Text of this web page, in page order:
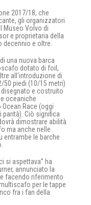
2017/18, che
gli organizzatori
Museo Volvo di
e proprietaria della
e oltre.
una nuova barca
dotato di foil,
all'introduzione di
50 piedi (10/15 metri)
disegnato e costruito
oceaniche
Race (oggi
Ciò significa
dimostrare abilità
ma anche nelle
entrambe le barche
si aspettava” ha
annunciato la
facendo riferimento
per le tappe
fra i fan della